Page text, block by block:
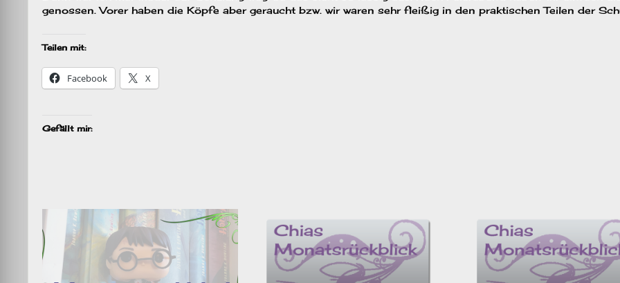
genossen. Vorer haben die Köpfe aber geraucht bzw. wir waren sehr fleißig in den praktischen Teilen der
Teilen mit:
Facebook X
Gefällt mir: